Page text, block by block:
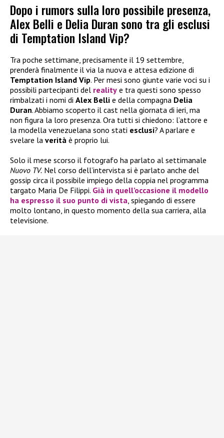
Dopo i rumors sulla loro possibile presenza,
Alex Belli e Delia Duran sono tra gli esclusi
di Temptation Island Vip?
Tra poche settimane, precisamente il 19 settembre,
prenderà finalmente il via la nuova e attesa edizione di
Temptation Island Vip. Per mesi sono giunte varie voci su i
possibili partecipanti del reality e tra questi sono spesso
rimbalzati i nomi di Alex Belli e della compagna Delia
Duran. Abbiamo scoperto il cast nella giornata di ieri, ma
non figura la loro presenza. Ora tutti si chiedono: l’attore e
la modella venezuelana sono stati esclusi? A parlare e
svelare la verità è proprio lui.
Solo il mese scorso il fotografo ha parlato al settimanale
Nuovo TV. Nel corso dell’intervista si è parlato anche del
gossip circa il possibile impiego della coppia nel programma
targato Maria De Filippi. Già in quell’occasione il modello
ha espresso il suo punto di vista, spiegando di essere
molto lontano, in questo momento della sua carriera, alla
televisione.